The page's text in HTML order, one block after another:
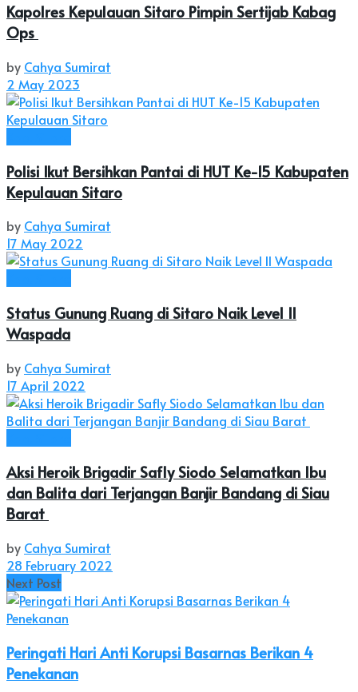
Kapolres Kepulauan Sitaro Pimpin Sertijab Kabag
Ops
by Cahya Sumirat
2 May 2023
Polisi Ikut Bersihkan Pantai di HUT Ke-15 Kabupaten
Kepulauan Sitaro
by Cahya Sumirat
17 May 2022
Status Gunung Ruang di Sitaro Naik Level II
Waspada
by Cahya Sumirat
17 April 2022
Aksi Heroik Brigadir Safly Siodo Selamatkan Ibu
dan Balita dari Terjangan Banjir Bandang di Siau
Barat
by Cahya Sumirat
28 February 2022
Next Post
Peringati Hari Anti Korupsi Basarnas Berikan 4
Penekanan